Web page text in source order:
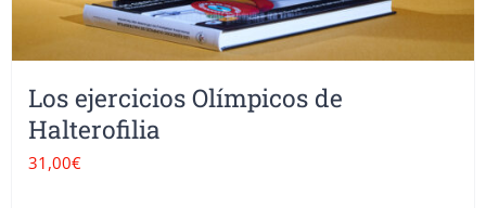
pueden
elegir
Los ejercicios Olímpicos de
Halterofilia
31,00€